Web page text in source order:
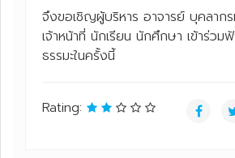
จึงขอเชิญผู้บริหาร อาจารย์ บุคลาก
เจ้าหน้าที่ นักเรียน นักศึกษา เข้าร่วม
ธรรมะในครั้งนี้
Rating: